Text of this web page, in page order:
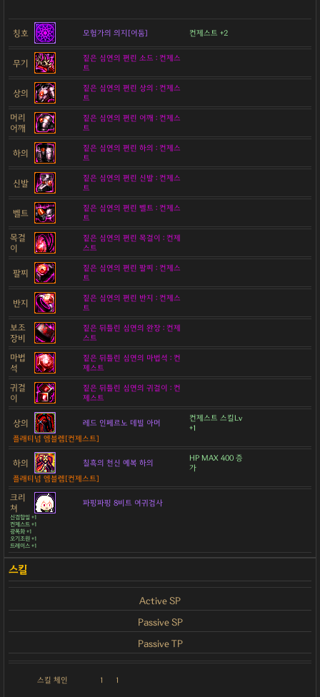
칭호 모험가의 의지[어둠] 컨제스트 +2
무기
짙은 심연의 편린 소드 : 컨제스
트
상의
짙은 심연의 편린 상의 : 컨제스
트
머리
어깨
짙은 심연의 편린 어깨 : 컨제스
트
하의
짙은 심연의 편린 하의 : 컨제스
트
신발
짙은 심연의 편린 신발 : 컨제스
트
벨트
짙은 심연의 편린 벨트 : 컨제스
트
목걸
이
짙은 심연의 편린 목걸이 : 컨제
스트
팔찌
짙은 심연의 편린 팔찌 : 컨제스
트
반지
짙은 심연의 편린 반지 : 컨제스
트
보조
장비
짙은 뒤틀린 심연의 완장 : 컨제
스트
마법
석
짙은 뒤틀린 심연의 마법석 : 컨
제스트
귀걸
이
짙은 뒤틀린 심연의 귀걸이 : 컨
제스트
상의 레드 인페르노 데빌 아머
컨제스트 스킬Lv
+1
플래티넘 엠블렘[컨제스트]
하의 칠흑의 천신 예복 하의
HP MAX 400 증
가
플래티넘 엠블렘[컨제스트]
크리
쳐
파핑파핑 8비트 여귀검사
신검합일 +1
컨제스트 +1
광폭화 +1
오기조원 +1
트레이스 +1
Active SP
Passive SP
Passive TP
스킬 체인 1 1